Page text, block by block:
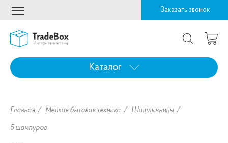
Заказать звонок
Каталог
Главная Мелкая бытовая техника Шашлычницы
5 шампуров